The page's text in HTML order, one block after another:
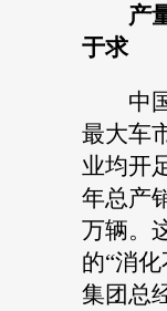
产量
于求
中国
最大车
业均开
年总产
万辆。
的“消
集团总